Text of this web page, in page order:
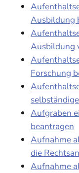
Ausbildung
Ausbildung
Forschung
Aufgraben
beantragen
Aufnahme
die
Aufnahme